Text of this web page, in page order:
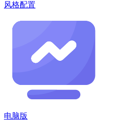
风格配置
电脑版